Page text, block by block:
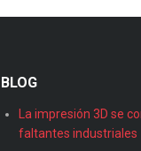
BLOG
La impresión 3D se
faltantes industriales